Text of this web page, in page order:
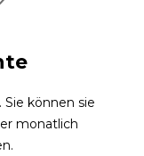
können sie
monatlich